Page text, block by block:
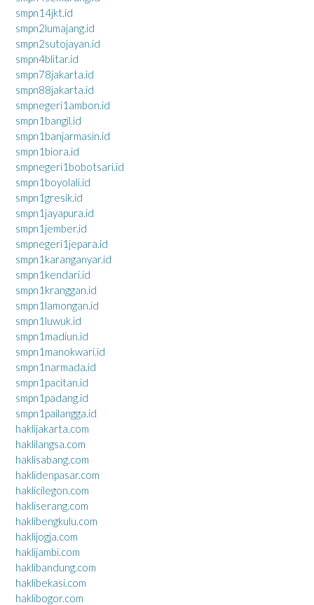
smpn14jkt.id
smpn2lumajang.id
smpn2sutojayan.id
smpn4blitar.id
smpn78jakarta.id
smpn88jakarta.id
smpnegeri1ambon.id
smpn1bangil.id
smpn1banjarmasin.id
smpn1biora.id
smpnegeri1bobotsari.id
smpn1boyolali.id
smpn1gresik.id
smpn1jayapura.id
smpn1jember.id
smpnegeri1jepara.id
smpn1karanganyar.id
smpn1kendari.id
smpn1kranggan.id
smpn1lamongan.id
smpn1luwuk.id
smpn1madiun.id
smpn1manokwari.id
smpn1narmada.id
smpn1pacitan.id
smpn1padang.id
smpn1pailangga.id
haklijakarta.com
haklilangsa.com
haklisabang.com
haklidenpasar.com
haklicilegon.com
hakliserang.com
haklibengkulu.com
haklijogja.com
haklijambi.com
haklibandung.com
haklibekasi.com
haklibogor.com